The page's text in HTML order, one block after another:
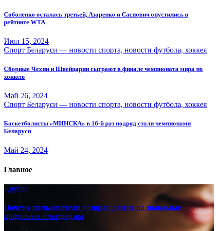
Соболенко осталась третьей, Азаренко и Саснович опустились в
рейтинге WTA
Июл 15, 2024
Спорт Беларуси — новости спорта, новости футбола, хоккея
Сборные Чехии и Швейцарии сыграют в финале чемпионата мира по
хоккею
Май 26, 2024
Спорт Беларуси — новости спорта, новости футбола, хоккея
Баскетболисты «МИНСКА» в 16-й раз подряд стали чемпионами
Беларуси
Май 24, 2024
Главное
Другое
Почему пользователи возвращаются на знакомые
цифровые платформы